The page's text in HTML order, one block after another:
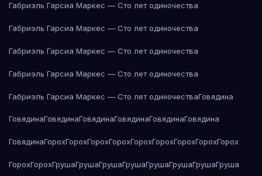
Габриэль Гарсиа Маркес — Сто лет одиночества
Габриэль Гарсиа Маркес — Сто лет одиночества
Габриэль Гарсиа Маркес — Сто лет одиночества
Габриэль Гарсиа Маркес — Сто лет одиночества
Габриэль Гарсиа Маркес — Сто лет одиночестваГовядина
ГовядинаГовядинаГовядинаГовядинаГовядинаГовядина
ГовядинаГорохГорохГорохГорохГорохГорохГорохГорохГорох
ГорохГорохГрушаГрушаГрушаГрушаГрушаГрушаГрушаГруша